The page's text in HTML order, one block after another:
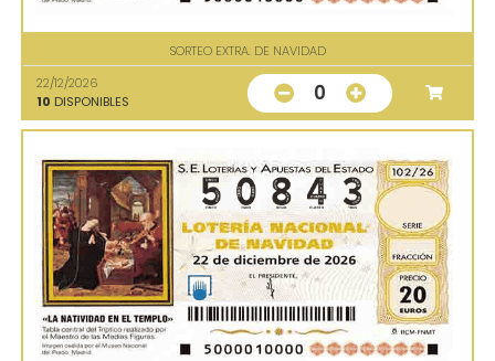
SORTEO EXTRA. DE NAVIDAD
22/12/2026
10 DISPONIBLES 0